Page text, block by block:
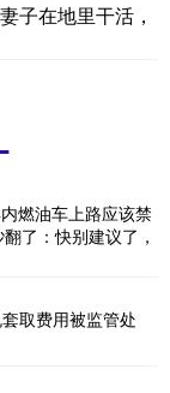
子在地里干活，
燃油车上路应该禁
了：快别建议了，
取费用被监管处